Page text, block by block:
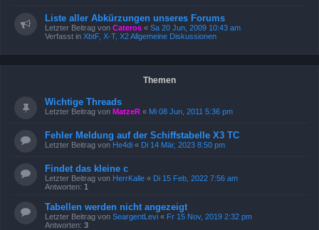
Liste aller Abkürzungen unseres Forums
Letzter Beitrag von Cateros « Sa 20 Jun, 2009 10:43 am
Verfasst in XbtF, X-T, X2 Allgemeine Diskussionen
Themen
Wichtige Threads
Letzter Beitrag von MatzeR « Mi 08 Jun, 2011 5:36 pm
Fehler Meldung auf der Schiffstabelle X3 TC
Letzter Beitrag von He4di « Di 14 Mär, 2023 8:50 pm
Findet das kleine c
Letzter Beitrag von HerrKalle « Di 15 Feb, 2022 7:56 am
Antworten: 1
Tabellen werden nicht angezeigt
Letzter Beitrag von SeargentLevi « Fr 15 Nov, 2019 2:32 pm
Antworten: 3